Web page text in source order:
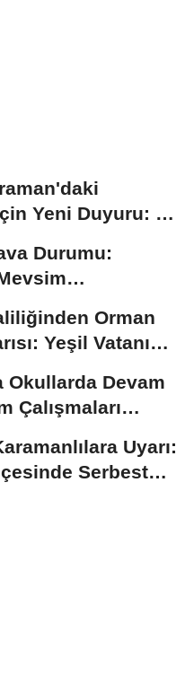
Yeni Duyuru: 11
Durumu:
Orman
Yeşil Vatanı
Okullarda Devam
Çalışmaları
Uyarı:
Serbest